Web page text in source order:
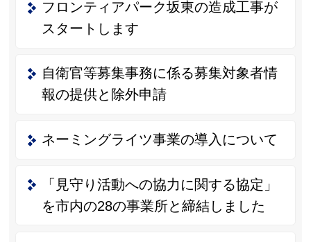
フロンティアパーク坂東の造成工事が
スタートします
自衛官等募集事務に係る募集対象者情
報の提供と除外申請
ネーミングライツ事業の導入について
「見守り活動への協力に関する協定」
を市内の28の事業所と締結しました